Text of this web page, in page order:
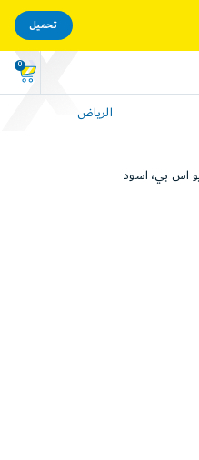
0
الرياض
تحميل